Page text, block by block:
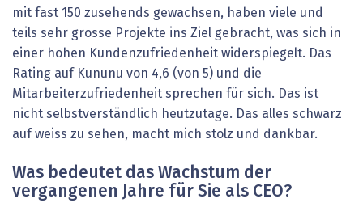
mit fast 150 zusehends gewachsen, haben viele und
teils sehr grosse Projekte ins Ziel gebracht, was sich in
einer hohen Kundenzufriedenheit widerspiegelt. Das
Rating auf Kununu von 4,6 (von 5) und die
Mitarbeiterzufriedenheit sprechen für sich. Das ist
nicht selbstverständlich heutzutage. Das alles schwarz
auf weiss zu sehen, macht mich stolz und dankbar.
Was bedeutet das Wachstum der
vergangenen Jahre für Sie als CEO?